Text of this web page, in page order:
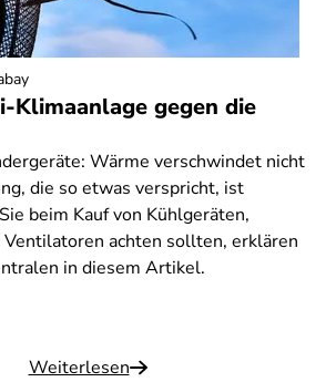
Klimaanlage gegen die
Wärme verschwindet nicht
die so etwas verspricht, ist
beim Kauf von Kühlgeräten,
Ventilatoren achten sollten, erklären
in diesem Artikel.
Weiterlesen